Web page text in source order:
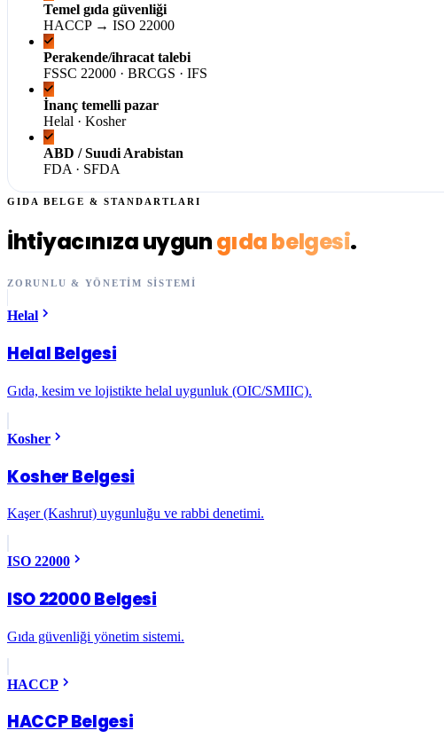
Temel gıda güvenliği
HACCP → ISO 22000
Perakende/ihracat talebi
FSSC 22000 · BRCGS · IFS
İnanç temelli pazar
Helal · Kosher
ABD / Suudi Arabistan
FDA · SFDA
GIDA BELGE & STANDARTLARI
İhtiyacınıza uygungıda belgesi.
ZORUNLU & YÖNETIM SISTEMI
Helal
Helal Belgesi
Gıda, kesim ve lojistikte helal uygunluk (OIC/SMIIC).
Kosher
Kosher Belgesi
Kaşer (Kashrut) uygunluğu ve rabbi denetimi.
ISO 22000
ISO 22000 Belgesi
Gıda güvenliği yönetim sistemi.
HACCP
HACCP Belgesi